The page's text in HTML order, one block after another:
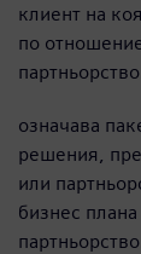
клиент на
по
означава
решения,
или
бизнес